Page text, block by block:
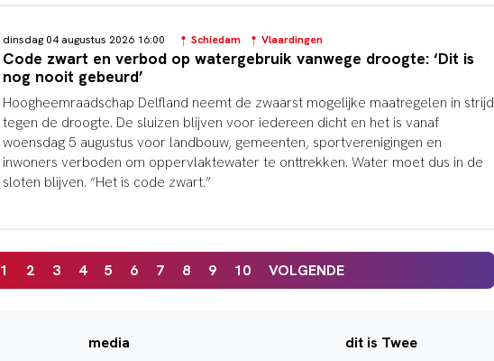
dinsdag 04 augustus 2026 16:00 Schiedam Vlaardingen
Code zwart en verbod op watergebruik vanwege droogte: ‘Dit is
nog nooit gebeurd’
Hoogheemraadschap Delfland neemt de zwaarst mogelijke maatregelen in strijd
tegen de droogte. De sluizen blijven voor iedereen dicht en het is vanaf
woensdag 5 augustus voor landbouw, gemeenten, sportverenigingen en
inwoners verboden om oppervlaktewater te onttrekken. Water moet dus in de
sloten blijven. “Het is code zwart.”
1 2 3 4 5 6 7 8 9 10 VOLGENDE
media
dit is Twee